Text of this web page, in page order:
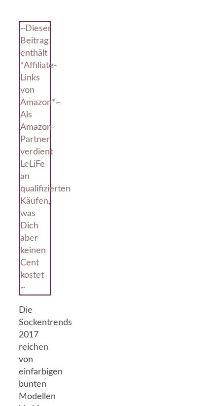
~Dieser
Beitrag
enthält
*Affiliate-
Links
von
Amazon*~
Als
Amazon-
Partner
verdient
LeLiFe
an
qualifizierten
Käufen,
was
Dich
aber
keinen
Cent
kostet
~
Die
Sockentrends
2017
reichen
von
einfarbigen
bunten
Modellen